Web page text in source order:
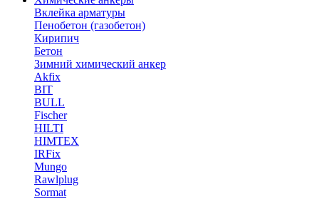
Вклейка арматуры
Пенобетон (газобетон)
Кирипич
Бетон
Зимний химический анкер
Akfix
BIT
BULL
Fischer
HILTI
HIMTEX
IRFix
Mungo
Rawlplug
Sormat